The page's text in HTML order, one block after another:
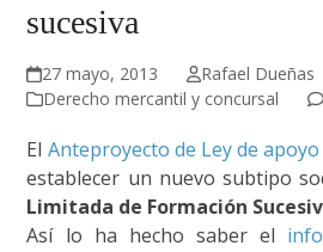
sucesiva
27 mayo, 2013
Rafael Dueñas
Derecho mercantil y concursal
El Anteproyecto de Ley de
establecer un nuevo subtipo
Limitada de Formación
Así lo ha hecho saber el